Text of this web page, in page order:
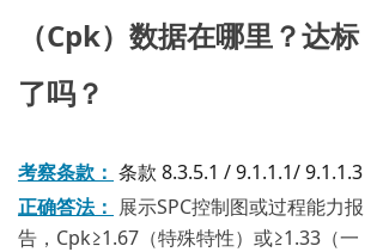
（Cpk）数据在哪里？达标
了吗？
考察条款： 条款 8.3.5.1 / 9.1.1.1/ 9.1.1.3
正确答法： 展示SPC控制图或过程能力报
告，Cpk≥1.67（特殊特性）或≥1.33（一